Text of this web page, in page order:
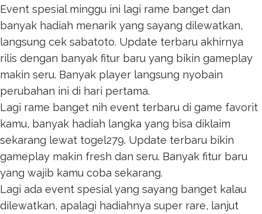
Event spesial minggu ini lagi rame banget dan
banyak hadiah menarik yang sayang dilewatkan,
langsung cek sabatoto. Update terbaru akhirnya
rilis dengan banyak fitur baru yang bikin gameplay
makin seru. Banyak player langsung nyobain
perubahan ini di hari pertama.
Lagi rame banget nih event terbaru di game favorit
kamu, banyak hadiah langka yang bisa diklaim
sekarang lewat togel279. Update terbaru bikin
gameplay makin fresh dan seru. Banyak fitur baru
yang wajib kamu coba sekarang.
Lagi ada event spesial yang sayang banget kalau
dilewatkan, apalagi hadiahnya super rare, lanjut